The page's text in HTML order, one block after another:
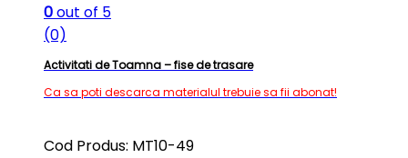
0out of 5
(0)
Activitati de Toamna – fise de trasare
Ca sa poti descarca materialul trebuie sa fii abonat!
Cod Produs: MT10-49